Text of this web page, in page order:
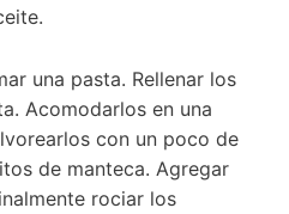
una pasta. Rellenar los
Acomodarlos en una
con un poco de
de manteca. Agregar
rociar los